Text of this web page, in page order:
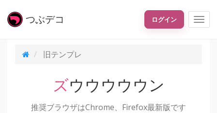
つぶデコ ログイン
旧テンプレ
ズウウウウウン
推奨ブラウザはChrome、Firefox最新版です